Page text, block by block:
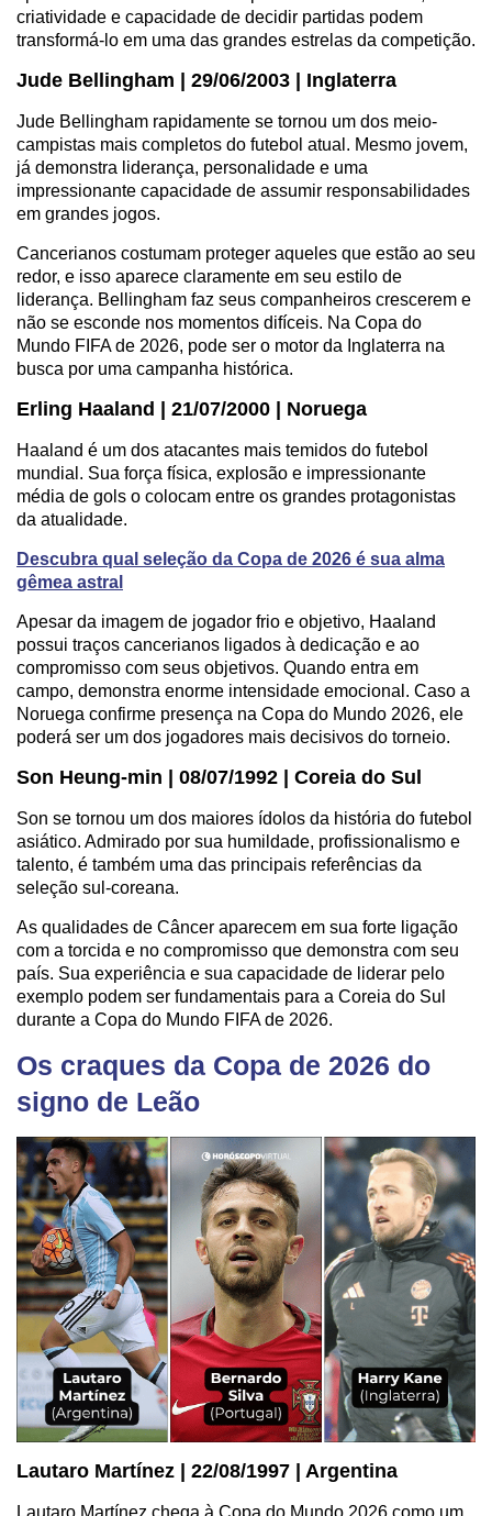
criatividade e capacidade de decidir partidas podem
transformá-lo em uma das grandes estrelas da competição.
Jude Bellingham | 29/06/2003 | Inglaterra
Jude Bellingham rapidamente se tornou um dos meio-
campistas mais completos do futebol atual. Mesmo jovem,
já demonstra liderança, personalidade e uma
impressionante capacidade de assumir responsabilidades
em grandes jogos.
Cancerianos costumam proteger aqueles que estão ao seu
redor, e isso aparece claramente em seu estilo de
liderança. Bellingham faz seus companheiros crescerem e
não se esconde nos momentos difíceis. Na Copa do
Mundo FIFA de 2026, pode ser o motor da Inglaterra na
busca por uma campanha histórica.
Erling Haaland | 21/07/2000 | Noruega
Haaland é um dos atacantes mais temidos do futebol
mundial. Sua força física, explosão e impressionante
média de gols o colocam entre os grandes protagonistas
da atualidade.
Descubra qual seleção da Copa de 2026 é sua alma
gêmea astral
Apesar da imagem de jogador frio e objetivo, Haaland
possui traços cancerianos ligados à dedicação e ao
compromisso com seus objetivos. Quando entra em
campo, demonstra enorme intensidade emocional. Caso a
Noruega confirme presença na Copa do Mundo 2026, ele
poderá ser um dos jogadores mais decisivos do torneio.
Son Heung-min | 08/07/1992 | Coreia do Sul
Son se tornou um dos maiores ídolos da história do futebol
asiático. Admirado por sua humildade, profissionalismo e
talento, é também uma das principais referências da
seleção sul-coreana.
As qualidades de Câncer aparecem em sua forte ligação
com a torcida e no compromisso que demonstra com seu
país. Sua experiência e sua capacidade de liderar pelo
exemplo podem ser fundamentais para a Coreia do Sul
durante a Copa do Mundo FIFA de 2026.
Os craques da Copa de 2026 do
signo de Leão
Lautaro Martínez | 22/08/1997 | Argentina